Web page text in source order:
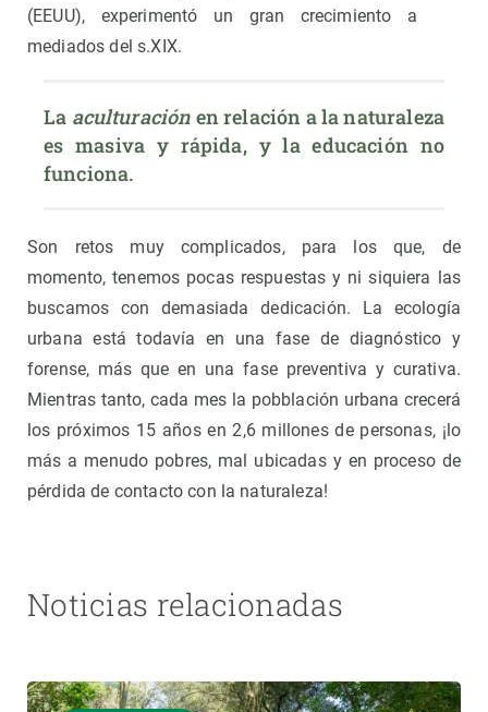
(EEUU), experimentó un gran crecimiento a
mediados del s.XIX.
La aculturación en relación a la naturaleza
es masiva y rápida, y la educación no
funciona.
Son retos muy complicados, para los que, de
momento, tenemos pocas respuestas y ni siquiera las
buscamos con demasiada dedicación. La ecología
urbana está todavía en una fase de diagnóstico y
forense, más que en una fase preventiva y curativa.
Mientras tanto, cada mes la pobblación urbana crecerá
los próximos 15 años en 2,6 millones de personas, ¡lo
más a menudo pobres, mal ubicadas y en proceso de
pérdida de contacto con la naturaleza!
Noticias relacionadas